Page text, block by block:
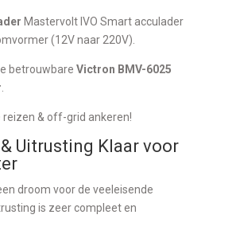
Mastervolt IVO Smart acculader
(12V naar 220V).
betrouwbareVictron BMV-6025
.
reizen & off-grid ankeren!
Uitrusting Klaar voor
droom voor de veeleisende
is zeer compleet en